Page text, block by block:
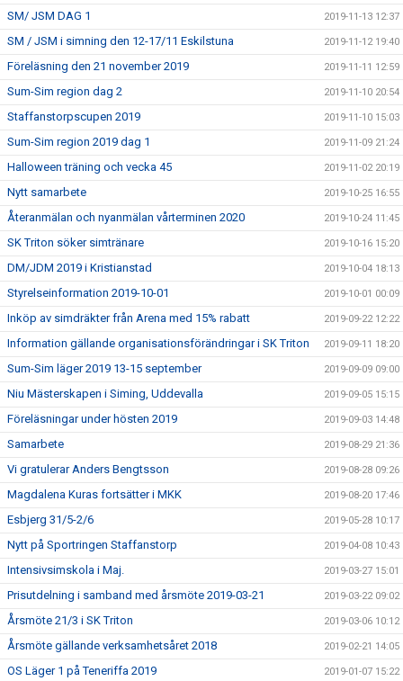
SM/ JSM DAG 1 2019-11-13 12:37
SM / JSM i simning den 12-17/11 Eskilstuna 2019-11-12 19:40
Föreläsning den 21 november 2019 2019-11-11 12:59
Sum-Sim region dag 2 2019-11-10 20:54
Staffanstorpscupen 2019 2019-11-10 15:03
Sum-Sim region 2019 dag 1 2019-11-09 21:24
Halloween träning och vecka 45 2019-11-02 20:19
Nytt samarbete 2019-10-25 16:55
Återanmälan och nyanmälan vårterminen 2020 2019-10-24 11:45
SK Triton söker simtränare 2019-10-16 15:20
DM/JDM 2019 i Kristianstad 2019-10-04 18:13
Styrelseinformation 2019-10-01 2019-10-01 00:09
Inköp av simdräkter från Arena med 15% rabatt 2019-09-22 12:22
Information gällande organisationsförändringar i SK Triton 2019-09-11 18:20
Sum-Sim läger 2019 13-15 september 2019-09-09 09:00
Niu Mästerskapen i Siming, Uddevalla 2019-09-05 15:15
Föreläsningar under hösten 2019 2019-09-03 14:48
Samarbete 2019-08-29 21:36
Vi gratulerar Anders Bengtsson 2019-08-28 09:26
Magdalena Kuras fortsätter i MKK 2019-08-20 17:46
Esbjerg 31/5-2/6 2019-05-28 10:17
Nytt på Sportringen Staffanstorp 2019-04-08 10:43
Intensivsimskola i Maj. 2019-03-27 15:01
Prisutdelning i samband med årsmöte 2019-03-21 2019-03-22 09:02
Årsmöte 21/3 i SK Triton 2019-03-06 10:12
Årsmöte gällande verksamhetsåret 2018 2019-02-21 14:05
OS Läger 1 på Teneriffa 2019 2019-01-07 15:22